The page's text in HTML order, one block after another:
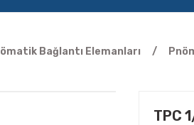
Bağlantı Elemanları
TPC